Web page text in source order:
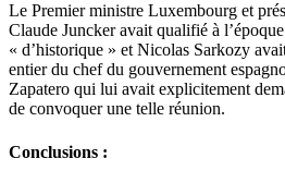
Le Premier ministre Luxembourg et
Claude Juncker avait qualifié à
« d’historique » et Nicolas Sarkozy
entier du chef du gouvernement
Zapatero qui lui avait explicitement
de convoquer une telle réunion.
Conclusions :